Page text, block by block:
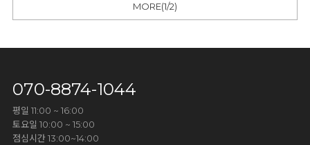
MORE(1/2)
070-8874-1044
평일 11:00 ~ 16:00
토요일 10:00 ~ 15:00
점심시간 13:00~14:00